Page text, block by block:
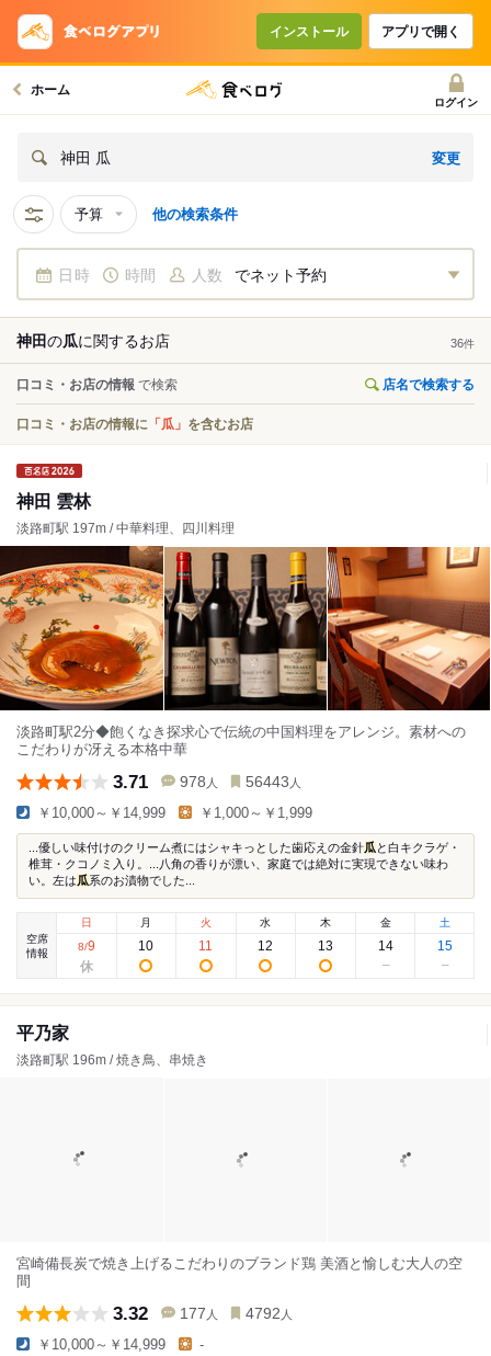
インストール アプリで開く
ホーム
ログイン
神田 瓜 変更
予算 他の検索条件
日時 時間 人数 でネット予約
神田の瓜に関するお店 36件
口コミ・お店の情報 で検索 店名で検索する
口コミ・お店の情報に 「瓜」 を含むお店
神田 雲林
淡路町駅 197m / 中華料理、四川料理
淡路町駅2分◆飽くなき探求心で伝統の中国料理をアレンジ。素材への
こだわりが冴える本格中華
3.71 978 人 56443 人
￥10,000～￥14,999 ￥1,000～￥1,999
...優しい味付けのクリーム煮にはシャキっとした歯応えの金針瓜 と白キクラゲ・
椎茸・クコノミ入り。...八角の香りが漂い、家庭では絶対に実現できない味わ
い。左は 瓜系のお漬物でした...
空席
情報
日
8/9
月
10
火
11
水
12
木
13
金
14
土
15
平乃家
淡路町駅 196m / 焼き鳥、串焼き
宮崎備長炭で焼き上げるこだわりのブランド鶏 美酒と愉しむ大人の空
間
3.32 177 人 4792 人
￥10,000～￥14,999 -